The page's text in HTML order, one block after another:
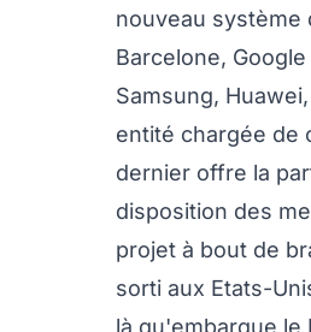
nouveau système
Barcelone,
Samsung,
entité chargée de
dernier offre la
disposition des
projet à bout de
sorti aux Etats-
là qu'embarque le